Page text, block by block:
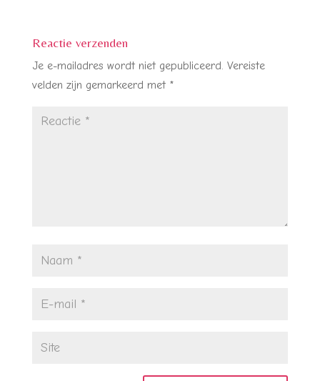
Reactie verzenden
Je e-mailadres wordt niet gepubliceerd. Vereiste
velden zijn gemarkeerd met *